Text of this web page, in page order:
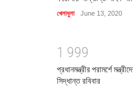
খেলাধুলা June 13, 2020
1 999
প্রধানমন্ত্রীর পরামর্শে
সিদ্ধান্ত রবিবার